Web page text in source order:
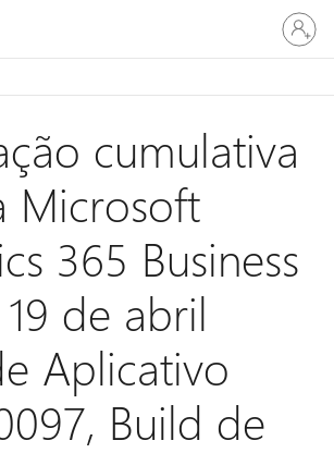
Entre
em
sua
cumulativa
Microsoft
365 Business
de abril
Aplicativo
Build de